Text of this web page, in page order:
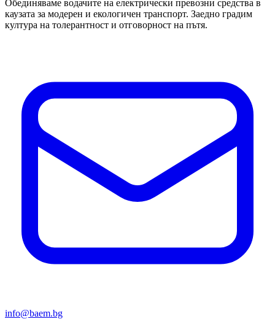
Обединяваме водачите на електрически превозни средства в
каузата за модерен и екологичен транспорт. Заедно градим
култура на толерантност и отговорност на пътя.
info@baem.bg